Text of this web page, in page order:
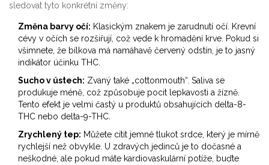
sledovat tyto konkrétní změny:
Změna barvy očí: Klasickým znakem je zarudnutí očí. Krevní
cévy v očích se rozšiřují, což vede k hromadění krve. Pokud si
všimnete, že bílkova má namáhavě červený odstín, je to jasný
indikátor účinku THC.
Sucho v ústech: Zvaný také „cottonmouth“. Saliva se
produkuje méně, což způsobuje pocit lepkavosti a žízně.
Tento efekt je velmi častý u produktů obsahujících delta-8-
THC nebo delta-9-THC.
Zrychlený tep: Můžete cítit jemné tlukot srdce, který je mírně
rychlejší než obvykle. U zdravých jedinců je to dočasné a
neškodné, ale pokud máte kardiovaskulární potíže, buďte